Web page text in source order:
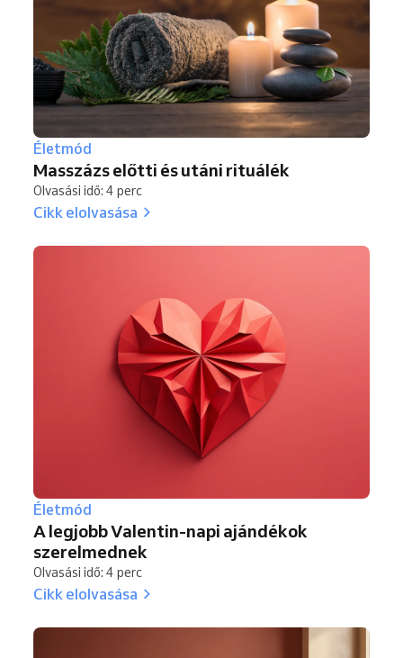
Életmód
Masszázs előtti és utáni rituálék
Olvasási idő: 4 perc
Cikk elolvasása
Életmód
A legjobb Valentin-napi ajándékok
szerelmednek
Olvasási idő: 4 perc
Cikk elolvasása